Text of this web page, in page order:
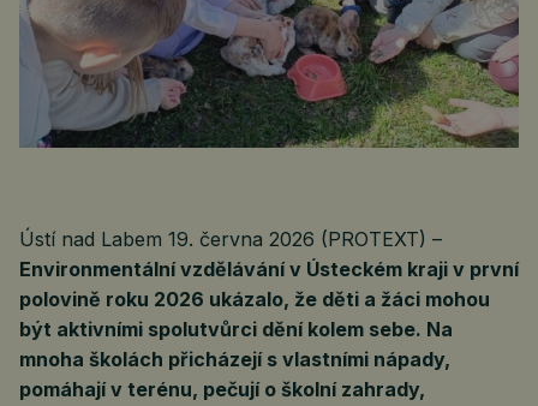
Ústí nad Labem 19. června 2026 (PROTEXT) –
Environmentální vzdělávání v Ústeckém kraji v první
polovině roku 2026 ukázalo, že děti a žáci mohou
být aktivními spolutvůrci dění kolem sebe. Na
mnoha školách přicházejí s vlastními nápady,
pomáhají v terénu, pečují o školní zahrady,